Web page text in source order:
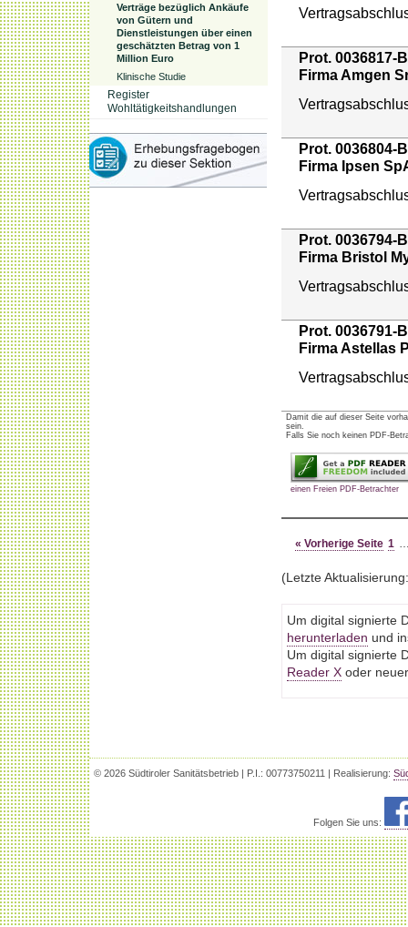
Verträge bezüglich Ankäufe
von Gütern und
Dienstleistungen über einen
geschätzten Betrag von 1
Million Euro
Klinische Studie
Register
Wohltätigkeitshandlungen
Damit die auf dieser Seite
sein.
Falls Sie noch keinen PDF-
einen Freien PDF-Betrachter
Prot. 0036817-
Firma Amgen
Prot. 0036804-
Firma Ipsen
Prot. 0036794-
Firma Bristol
Prot. 0036791-
Firma Astellas
« Vorherige Seite 1
(Letzte
Um digital signierte
herunterladen und
Um digital signierte
Reader X oder
© 2026 Südtiroler Sanitätsbetrieb | P.I.: 00773750211 | Realisierung:
Folgen Sie uns: